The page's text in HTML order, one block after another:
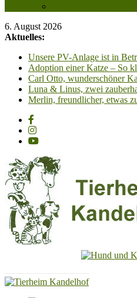
6. August 2026
Aktuelles:
Unsere PV-Anlage ist in
Adoption einer Katze – So
Carl Otto, wunderschöner
Luna & Linus, zwei
Merlin, freundlicher, etwas
Kandelhof